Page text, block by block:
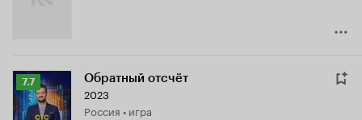
Рейтинг
Кинопоиска
7.7
7.7 Обратный отсчёт
2023
Россия • игра